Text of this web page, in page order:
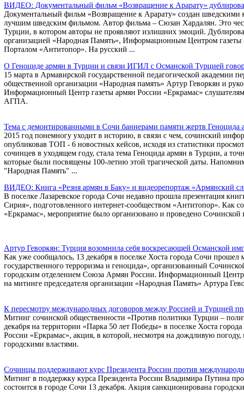
ВИДЕО: Документальный фильм «Возвращение к Арарату»
Документальный фильм «Возвращение к Арарату» создан
лучшим шведским фильмом. Автор фильма – Сюзан Хардалян. Это
Турции, в котором авторы не проявляют излишних эмоций.
организацией «Народная Память», Информационным Центром
Порталом «Антитопор». На русский ...
О Геноциде армян в Турции и связи ИГИЛ с Османской Турцией
15 марта в Армавирской государственной педагогической академии
общественной организации «Народная память» Артур Геворкян и
Информационный Центр газеты армян России «Еркрамас»
АГПА.
Тема с демонтированными в Сочи баннерами памяти жертв Геноцида
2015 год понемногу уходит в историю, в связи с чем, сочинский
опубликовав ТОП - 6 новостных кейсов, исходя из статистики
сочинцев в уходящем году, стала тема Геноцида армян в Турции, а
которые были посвящены 100-летию этой трагической даты.
"Народная Память" ...
ВИДЕО: Книга «Резня армян в Баку» и видеорепортаж «Армянский
В поселке Лазаревское города Сочи недавно прошла презентация
Сирия», подготовленного интернет-сообществом «Антитопор». Как
«Еркрамас», мероприятие было организовано и проведено
Артур Геворкян: Турция возомнила себя воскресающей Османской
Как уже сообщалось, 13 декабря в поселке Хоста города Сочи
государственного терроризма и геноцида», организованный
городским отделением Союза Армян России. Информационный Центр
на митинге председателя организации «Народная Память» Артура
К пересмотру международных договоров между Россией и Турцией
Митинг сочинской общественности «Против политики Турции –
декабря на территории «Парка 50 лет Победы» в поселке Хоста
России «Еркрамас», акция, в которой, несмотря на дождливую
городскими властями.
Сочинцы поддерживают курс Президента России против
Митинг в поддержку курса Президента России Владимира Путина
состоится в городе Сочи 13 декабря. Акция санкционирована